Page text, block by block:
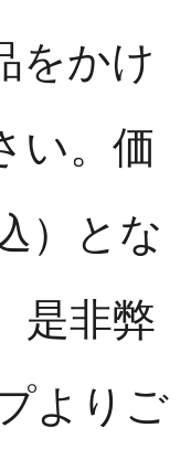
をかけ
い。価
）とな
是非弊
よりご